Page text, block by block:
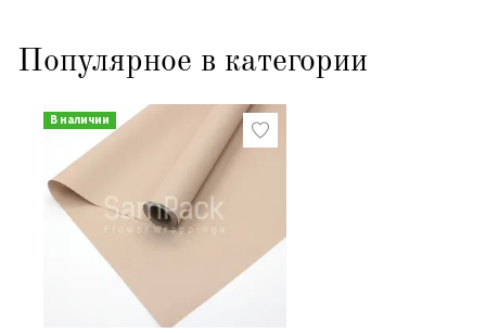
Популярное в категории
В наличии